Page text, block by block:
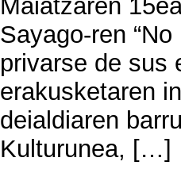
Maiatzaren
Sayago-ren
privarse de sus
erakusketaren
deialdiaren
Kulturunea, […]